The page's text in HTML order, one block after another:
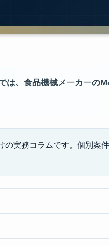
、食品機械メーカーの
実務コラムです。個別案